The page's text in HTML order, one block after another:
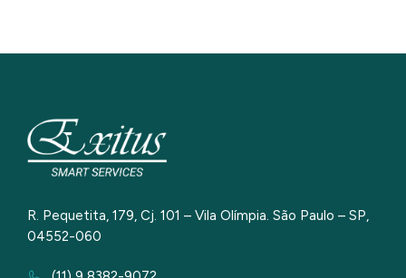
R. Pequetita, 179, Cj. 101 – Vila Olímpia. São Paulo – SP,
04552-060